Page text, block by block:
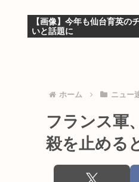
【画像】今年も仙台育英の
いと話題に
ホーム ニュー
フランス軍
殺を止める